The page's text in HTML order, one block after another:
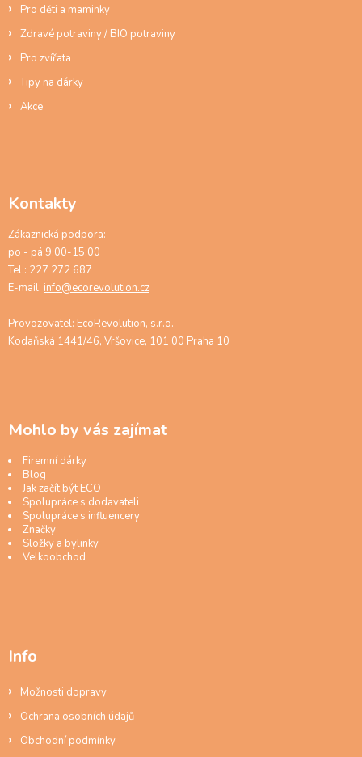
Pro děti a maminky
Zdravé potraviny / BIO potraviny
Pro zvířata
Tipy na dárky
Akce
Kontakty
Zákaznická podpora:
po - pá 9:00-15:00
Tel.: 227 272 687
E-mail: info@ecorevolution.cz
Provozovatel: EcoRevolution, s.r.o.
Kodaňská 1441/46, Vršovice, 101 00 Praha 10
Mohlo by vás zajímat
Firemní dárky
Blog
Jak začít být ECO
Spolupráce s dodavateli
Spolupráce s influencery
Značky
Složky a bylinky
Velkoobchod
Info
Možnosti dopravy
Ochrana osobních údajů
Obchodní podmínky